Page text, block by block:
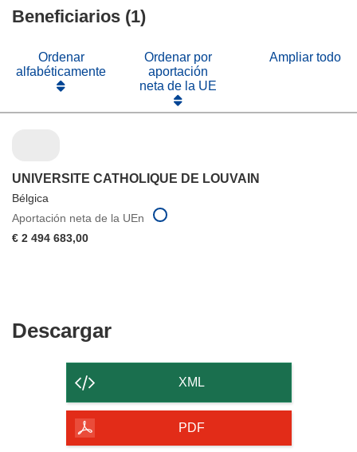
ventana)
Beneficiarios (1)
Ordenar
alfabéticamente
Ordenar por
aportación
neta de la UE
Ampliar todo
UNIVERSITE CATHOLIQUE DE LOUVAIN
Bélgica
Aportación neta de la UEn
€ 2 494 683,00
DescargarDescargar
contenido
de
XML
PDF